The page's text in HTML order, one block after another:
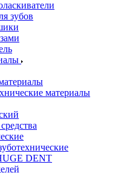
зубов
материалы
DENT